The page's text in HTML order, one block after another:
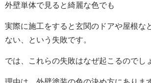
外壁単体で見ると綺麗な色でも
実際に施工をすると玄関のドアや屋根な
ない、という失敗です。
では、これらの失敗はなぜ起こるのでし